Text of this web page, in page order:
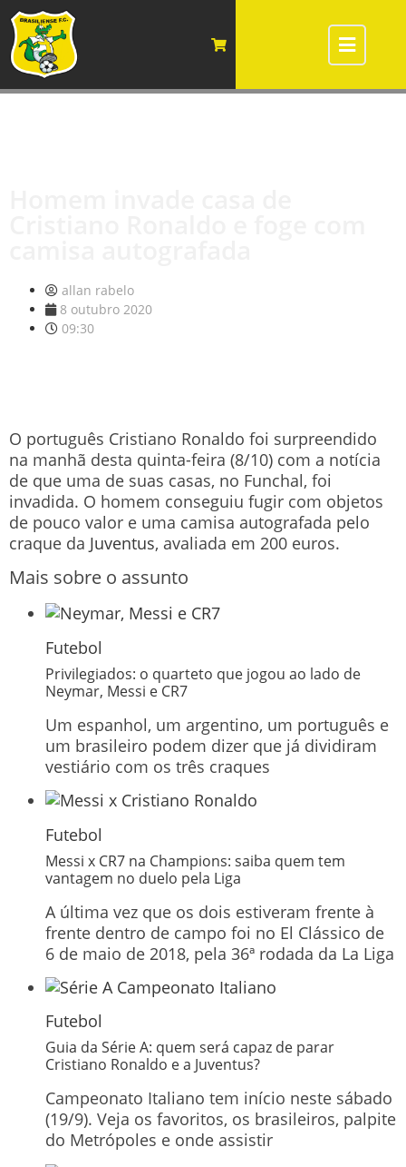
allan rabelo
8 outubro 2020
09:30
O português Cristiano Ronaldo foi surpreendido
na manhã desta quinta-feira (8/10) com a notícia
de que uma de suas casas, no Funchal, foi
invadida. O homem conseguiu fugir com objetos
de pouco valor e uma camisa autografada pelo
craque da Juventus, avaliada em 200 euros.
Mais sobre o assunto
Futebol
Privilegiados: o quarteto que jogou ao lado de
Neymar, Messi e CR7
Um espanhol, um argentino, um português e
um brasileiro podem dizer que já dividiram
vestiário com os três craques
Futebol
Messi x CR7 na Champions: saiba quem tem
vantagem no duelo pela Liga
A última vez que os dois estiveram frente à
frente dentro de campo foi no El Clássico de
6 de maio de 2018, pela 36ª rodada da La Liga
Futebol
Guia da Série A: quem será capaz de parar
Cristiano Ronaldo e a Juventus?
Campeonato Italiano tem início neste sábado
(19/9). Veja os favoritos, os brasileiros, palpite
do Metrópoles e onde assistir